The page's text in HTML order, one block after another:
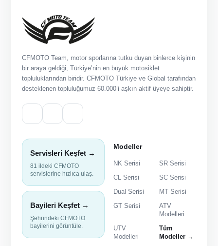
CFMOTO Team, motor sporlarına tutku duyan binlerce kişinin
bir araya geldiği, Türkiye’nin en büyük motosiklet
topluluklarından biridir. CFMOTO Türkiye ve Global tarafından
desteklenen topluluğumuz 60.000’i aşkın aktif üyeye sahiptir.
Servisleri Keşfet →
81 ildeki CFMOTO
servislerine hızlıca ulaş.
Bayileri Keşfet →
Şehrindeki CFMOTO
bayilerini görüntüle.
Modeller
NK Serisi
SR Serisi
CL Serisi
SC Serisi
Dual Serisi
MT Serisi
GT Serisi
ATV
Modelleri
UTV
Modelleri
Tüm
Modeller →